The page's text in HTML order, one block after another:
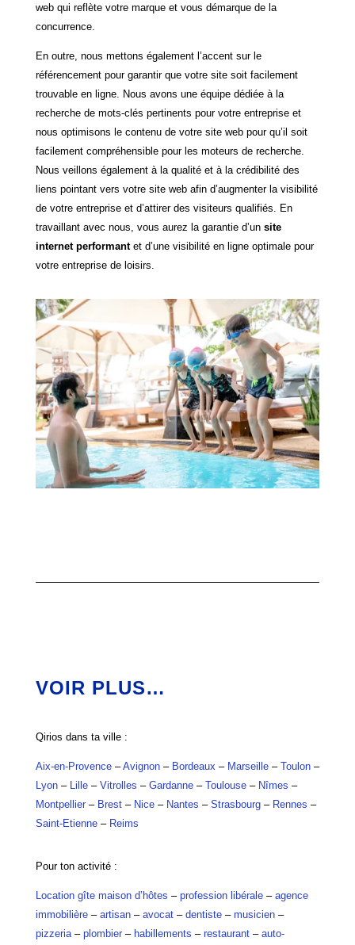
web qui reflète votre marque et vous démarque de la
concurrence.
En outre, nous mettons également l’accent sur le
référencement pour garantir que votre site soit facilement
trouvable en ligne. Nous avons une équipe dédiée à la
recherche de mots-clés pertinents pour votre entreprise et
nous optimisons le contenu de votre site web pour qu’il soit
facilement compréhensible pour les moteurs de recherche.
Nous veillons également à la qualité et à la crédibilité des
liens pointant vers votre site web afin d’augmenter la visibilité
de votre entreprise et d’attirer des visiteurs qualifiés. En
travaillant avec nous, vous aurez la garantie d’un site
internet performantet d’une visibilité en ligne optimale pour
votre entreprise de loisirs.
VOIR PLUS…
Qirios dans ta ville :
Aix-en-Provence–Avignon– Bordeaux – Marseille– Toulon–
Lyon– Lille– Vitrolles – Gardanne– Toulouse– Nîmes –
Montpellier– Brest– Nice– Nantes – Strasbourg– Rennes –
Saint-Etienne– Reims
Pour ton activité :
Location gîte maison d’hôtes – profession libérale– agence
immobilière– artisan– avocat– dentiste– musicien–
pizzeria– plombier– habillements – restaurant– auto-